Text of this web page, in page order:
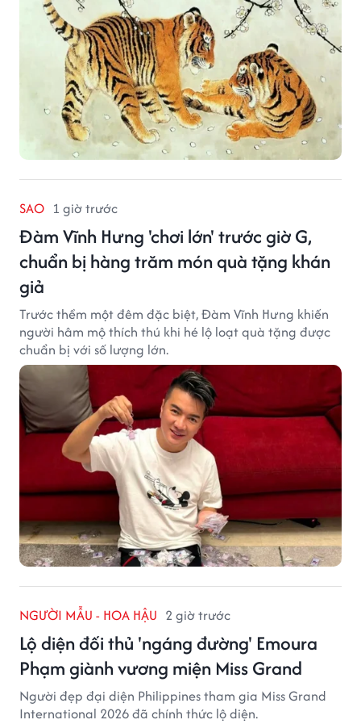
SAO 1 giờ trước
Đàm Vĩnh Hưng 'chơi lớn' trước giờ G,
chuẩn bị hàng trăm món quà tặng khán
giả
Trước thềm một đêm đặc biệt, Đàm Vĩnh Hưng khiến
người hâm mộ thích thú khi hé lộ loạt quà tặng được
chuẩn bị với số lượng lớn.
NGƯỜI MẪU - HOA HẬU 2 giờ trước
Lộ diện đối thủ 'ngáng đường' Emoura
Phạm giành vương miện Miss Grand
Người đẹp đại diện Philippines tham gia Miss Grand
International 2026 đã chính thức lộ diện.